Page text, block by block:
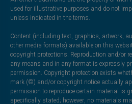
used for illustrative purposes and do not
unless indicated in the terms.
Content (including text, graphics, artwork,
other media formats) available on this
copyright protections. Reproduction and/or
any means and in any format is expressly
permission. Copyright protection exists
mark (©) and/or copyright notice actually
permission to reproduce certain material is
specifically stated; however, no materials